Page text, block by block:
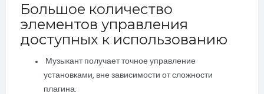
Большое количество
элементов управления
доступных к использованию
Музыкант получает точное управление
установками, вне зависимости от сложности
плагина.